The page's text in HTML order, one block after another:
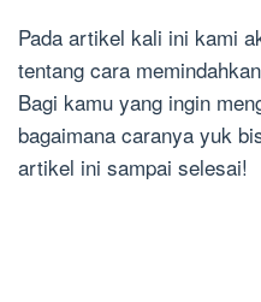
Pada artikel kali ini kami
tentang cara
Bagi kamu yang ingin
bagaimana caranya yuk
artikel ini sampai selesai!